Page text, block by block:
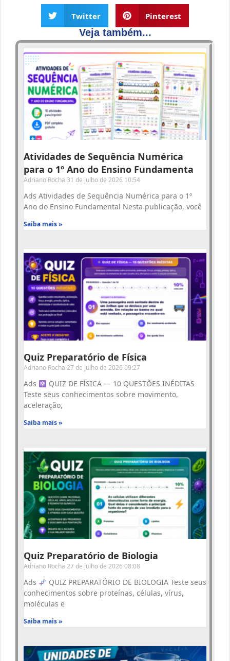
Twitter Pinterest
Veja também...
Atividades de Sequência Numérica
para o 1º Ano do Ensino Fundamenta
Adriano Rocha 31 de julho de 2026 10:54
Ads Atividades de Sequência Numérica para o 1º
Ano do Ensino Fundamental Nesta publicação, você
Saiba mais »
Quiz Preparatório de Física
Adriano Rocha 27 de julho de 2026 09:27
Ads
QUIZ DE FÍSICA — 10 QUESTÕES INÉDITAS
Teste seus conhecimentos sobre movimento,
aceleração,
Saiba mais »
Quiz Preparatório de Biologia
Adriano Rocha 27 de julho de 2026 08:08
Ads
QUIZ PREPARATÓRIO DE BIOLOGIA Teste seus
conhecimentos sobre proteínas, células, vírus,
moléculas e
Saiba mais »